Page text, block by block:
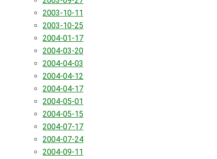
2003-10-11
2003-10-25
2004-01-17
2004-03-20
2004-04-03
2004-04-12
2004-04-17
2004-05-01
2004-05-15
2004-07-17
2004-07-24
2004-09-11